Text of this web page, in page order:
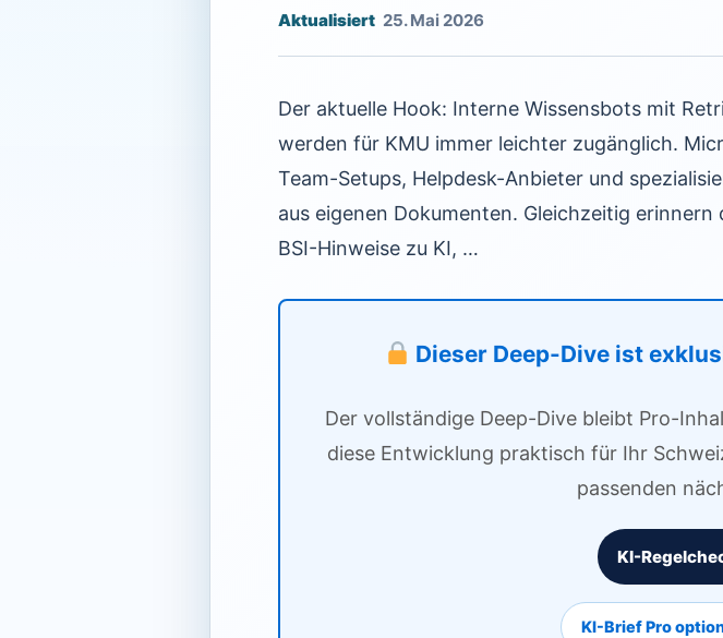
25. Mai 2026
Der aktuelle Hook: Interne Wissensbots mit
werden für KMU immer leichter zugänglich.
Team-Setups, Helpdesk-Anbieter und
aus eigenen Dokumenten. Gleichzeitig
BSI-Hinweise zu KI, …
Dieser Deep-Dive ist
Der vollständige Deep-Dive bleibt Pro-
diese Entwicklung praktisch für Ihr
passenden
KI-
KI-Brief Pro